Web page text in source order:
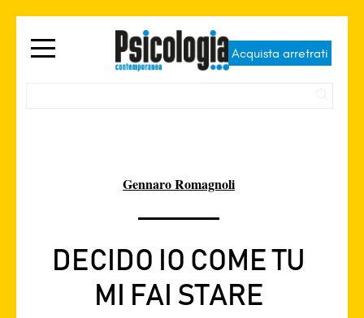
Acquista arretrati
Gennaro Romagnoli
DECIDO IO COME TU
MI FAI STARE